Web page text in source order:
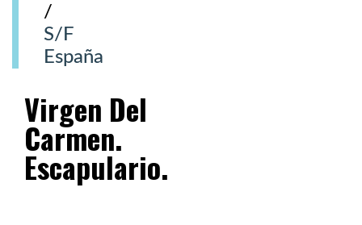
/
S/F
España
Virgen Del
Carmen.
Escapulario.